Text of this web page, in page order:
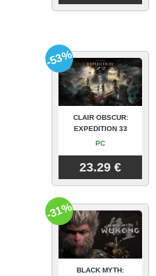
CLAIR OBSCUR:
EXPEDITION 33
PC
23.29 €
-53%
BLACK MYTH:
-31%